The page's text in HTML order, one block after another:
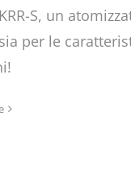
S, un
per le
Anniversary
Aspire/Nautilus